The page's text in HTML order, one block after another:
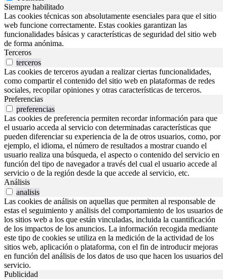
Siempre habilitado
Las cookies técnicas son absolutamente esenciales para que el sitio
web funcione correctamente. Estas cookies garantizan las
funcionalidades básicas y características de seguridad del sitio web
de forma anónima.
Terceros
terceros
Las cookies de terceros ayudan a realizar ciertas funcionalidades,
como compartir el contenido del sitio web en plataformas de redes
sociales, recopilar opiniones y otras características de terceros.
Preferencias
preferencias
Las cookies de preferencia permiten recordar información para que
el usuario acceda al servicio con determinadas características que
pueden diferenciar su experiencia de la de otros usuarios, como, por
ejemplo, el idioma, el número de resultados a mostrar cuando el
usuario realiza una búsqueda, el aspecto o contenido del servicio en
función del tipo de navegador a través del cual el usuario accede al
servicio o de la región desde la que accede al servicio, etc.
Análisis
analisis
Las cookies de análisis on aquellas que permiten al responsable de
estas el seguimiento y análisis del comportamiento de los usuarios de
los sitios web a los que están vinculadas, incluida la cuantificación
de los impactos de los anuncios. La información recogida mediante
este tipo de cookies se utiliza en la medición de la actividad de los
sitios web, aplicación o plataforma, con el fin de introducir mejoras
en función del análisis de los datos de uso que hacen los usuarios del
servicio.
Publicidad